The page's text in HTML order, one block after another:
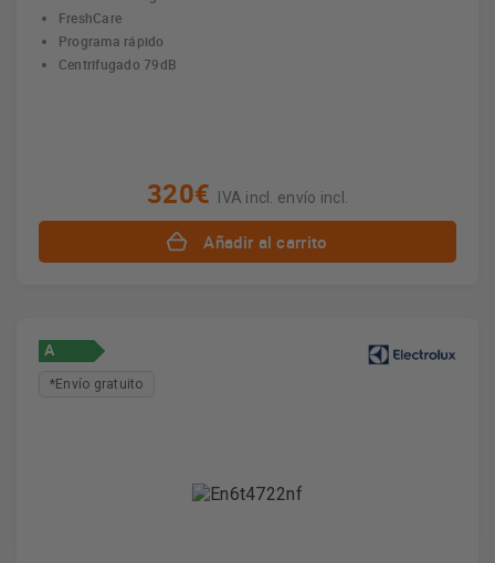
FreshCare
Programa rápido
Centrifugado 79dB
320€ IVA incl. envío incl.
Añadir al carrito
A
*Envío gratuito